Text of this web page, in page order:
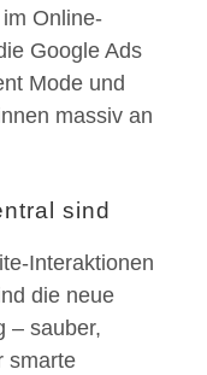
Online-
Google Ads
Mode und
massiv an
sind
Interaktionen
die neue
– sauber,
smarte